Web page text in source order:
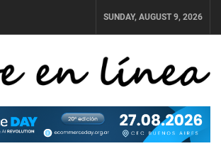
SUNDAY, AUGUST 9, 2026